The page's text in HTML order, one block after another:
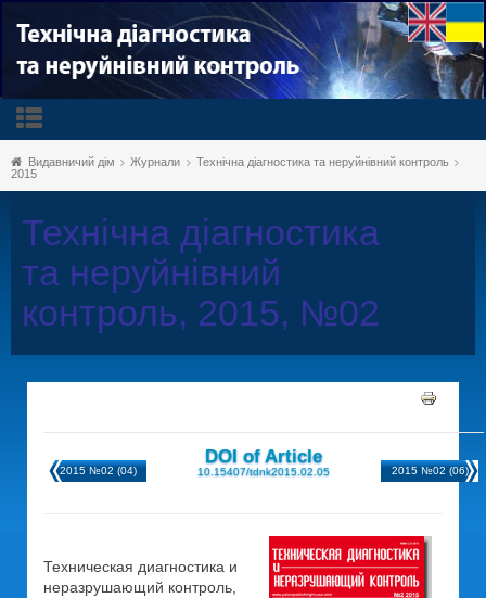
Видавничий дім Журнали
Технічна діагностика та неруйнівний контроль
2015
Технічна діагностика
та неруйнівний
контроль, 2015, №02
2015 №02 (04)
DOI of Article
10.15407/tdnk2015.02.05 2015 №02 (06)
Техническая диагностика и
неразрушающий контроль,